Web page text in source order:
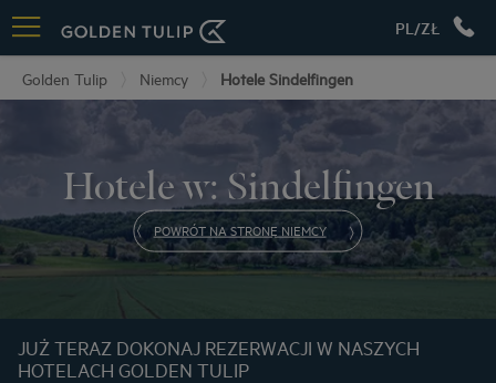
PL/ZŁ
Golden Tulip Niemcy Hotele Sindelfingen
Hotele w: Sindelfingen
POWRÓT NA STRONĘ NIEMCY
JUŻ TERAZ DOKONAJ REZERWACJI W NASZYCH
HOTELACH GOLDEN TULIP